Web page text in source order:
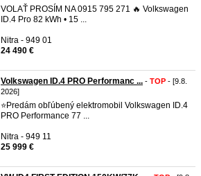
VOLAŤ PROSÍM NA 0915 795 271 🔥 Volkswagen
ID.4 Pro 82 kWh • 15 ...
Nitra - 949 01
24 490 €
Volkswagen ID.4 PRO Performanc ... - TOP - [9.8.
2026]
⭐️Predám obľúbený elektromobil Volkswagen ID.4
PRO Performance 77 ...
Nitra - 949 11
25 999 €